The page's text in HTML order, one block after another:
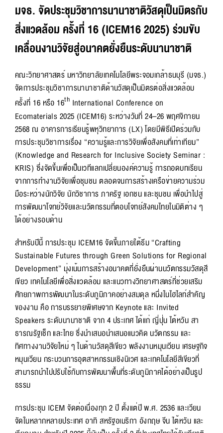
มจธ. จัดประชุมวิชาการนานาชาติวัสดุเป็นมิตรกับ
สิ่งแวดล้อม ครั้งที่ 16 (ICEM16 2025) ร่วมขับ
เคลื่อนงานวิจัยสู่อนาคตยั่งยืนระดับนานาชาติ
คณะวิทยาศาสตร์ มหาวิทยาลัยเทคโนโลยีพระจอมเกล้าธนบุรี (มจธ.)
จัดการประชุมวิชาการนานาชาติด้านวัสดุเป็นมิตรต่อสิ่งแวดล้อม
ครั้งที่ 16 หรือ 16th International Conference on
Ecomaterials 2025 (ICEM16) ระหว่างวันที่ 24–26 พฤศจิกายน
2568 ณ อาคารการเรียนรู้พหุวิทยาการ (LX) โดยมีพิธีเปิดร่วมกับ
การประชุมวิชาการเรื่อง “ความรู้และการวิจัยเพื่อสังคมที่เท่าเทียม”
(Knowledge and Research for Inclusive Society Seminar :
KRIS) ซึ่งจัดขึ้นเพื่อเป็นเวทีแลกเปลี่ยนองค์ความรู้ การถอดบทเรียน
จากการทำงานวิจัยเพื่อชุมชน ตลอดจนการสร้างเครือข่ายความร่วม
มือระหว่างนักวิจัย นักวิชาการ ภาครัฐ เอกชน และชุมชน เพื่อนำไปสู่
การพัฒนาโจทย์วิจัยและนวัตกรรมที่ตอบโจทย์สังคมไทยในมิติต่าง ๆ
ได้อย่างรอบด้าน
สำหรับปีนี้ การประชุม ICEM16 จัดขึ้นภายใต้ธีม “Crafting
Sustainable Futures through Green Solutions for Regional
Development” มุ่งเน้นการสร้างอนาคตที่ยั่งยืนผ่านนวัตกรรมวัสดุสี
เขียว เทคโนโลยีเพื่อสิ่งแวดล้อม และแนวทางวิทยาศาสตร์ที่ช่วยเสริม
ศักยภาพการพัฒนาในระดับภูมิภาคอย่างสมดุล หนึ่งในไฮไลท์สำคัญ
ของงาน คือ การบรรยายพิเศษจาก Keynote และ Invited
Speakers ระดับนานาชาติ จาก 4 ประเทศ ได้แก่ ญี่ปุ่น ไต้หวัน สา
ธารณรัฐเช็ก และไทย ซึ่งนำเสนอนำเสนอแนวคิด นวัตกรรม และ
ทิศทางงานวิจัยใหม่ ๆ ในด้านวัสดุสีเขียว พลังงานหมุนเวียน เศรษฐกิจ
หมุนเวียน กระบวนการอุตสาหกรรมเชิงนิเวศ และเทคโนโลยีสีเขียวที่
สามารถนำไปปรับใช้กับการพัฒนาพื้นที่ระดับภูมิภาคได้อย่างเป็นรูป
ธรรม
การประชุม ICEM จัดต่อเนื่องทุก 2 ปี ตั้งแต่ปี พ.ศ. 2536 และเวียน
จัดในหลากหลายประเทศ อาทิ สหรัฐอเมริกา อังกฤษ จีน ไต้หวัน และ